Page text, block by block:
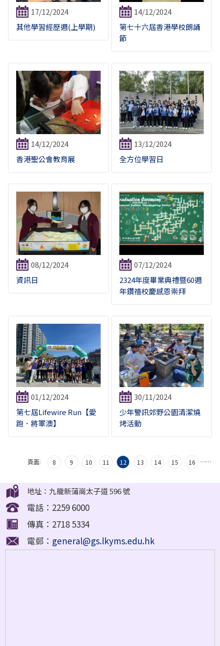
17/12/2024
其他學習經歷週(上學期)
14/12/2024
第七十六屆香港學校朗誦
節
14/12/2024
香港聖公會教育展
13/12/2024
全方位學習日
08/12/2024
資訊日
07/12/2024
2324年度畢業典禮暨60週
年鑽禧校慶感恩崇拜
01/12/2024
第七屆Lifewire Run【愛
跑．將軍澳】
30/11/2024
少年警訊郊野公園清潔燒
烤活動
頁面: …
8 9 10 11 12 13 14 15 16 …
地址：九龍新蒲崗太子道 596 號
電話：2259 6000
傳真：2718 5334
電郵： general@gs.lkyms.edu.hk